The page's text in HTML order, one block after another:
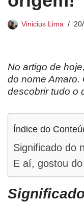
Vinicius Lima
No artigo de
do nome Amaro.
descobrir tudo o
Índice do
Significado do
E aí, gostou